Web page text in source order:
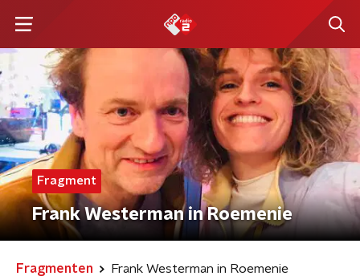
Fragment
Frank Westerman in Roemenie
Fragmenten Frank Westerman in Roemenie